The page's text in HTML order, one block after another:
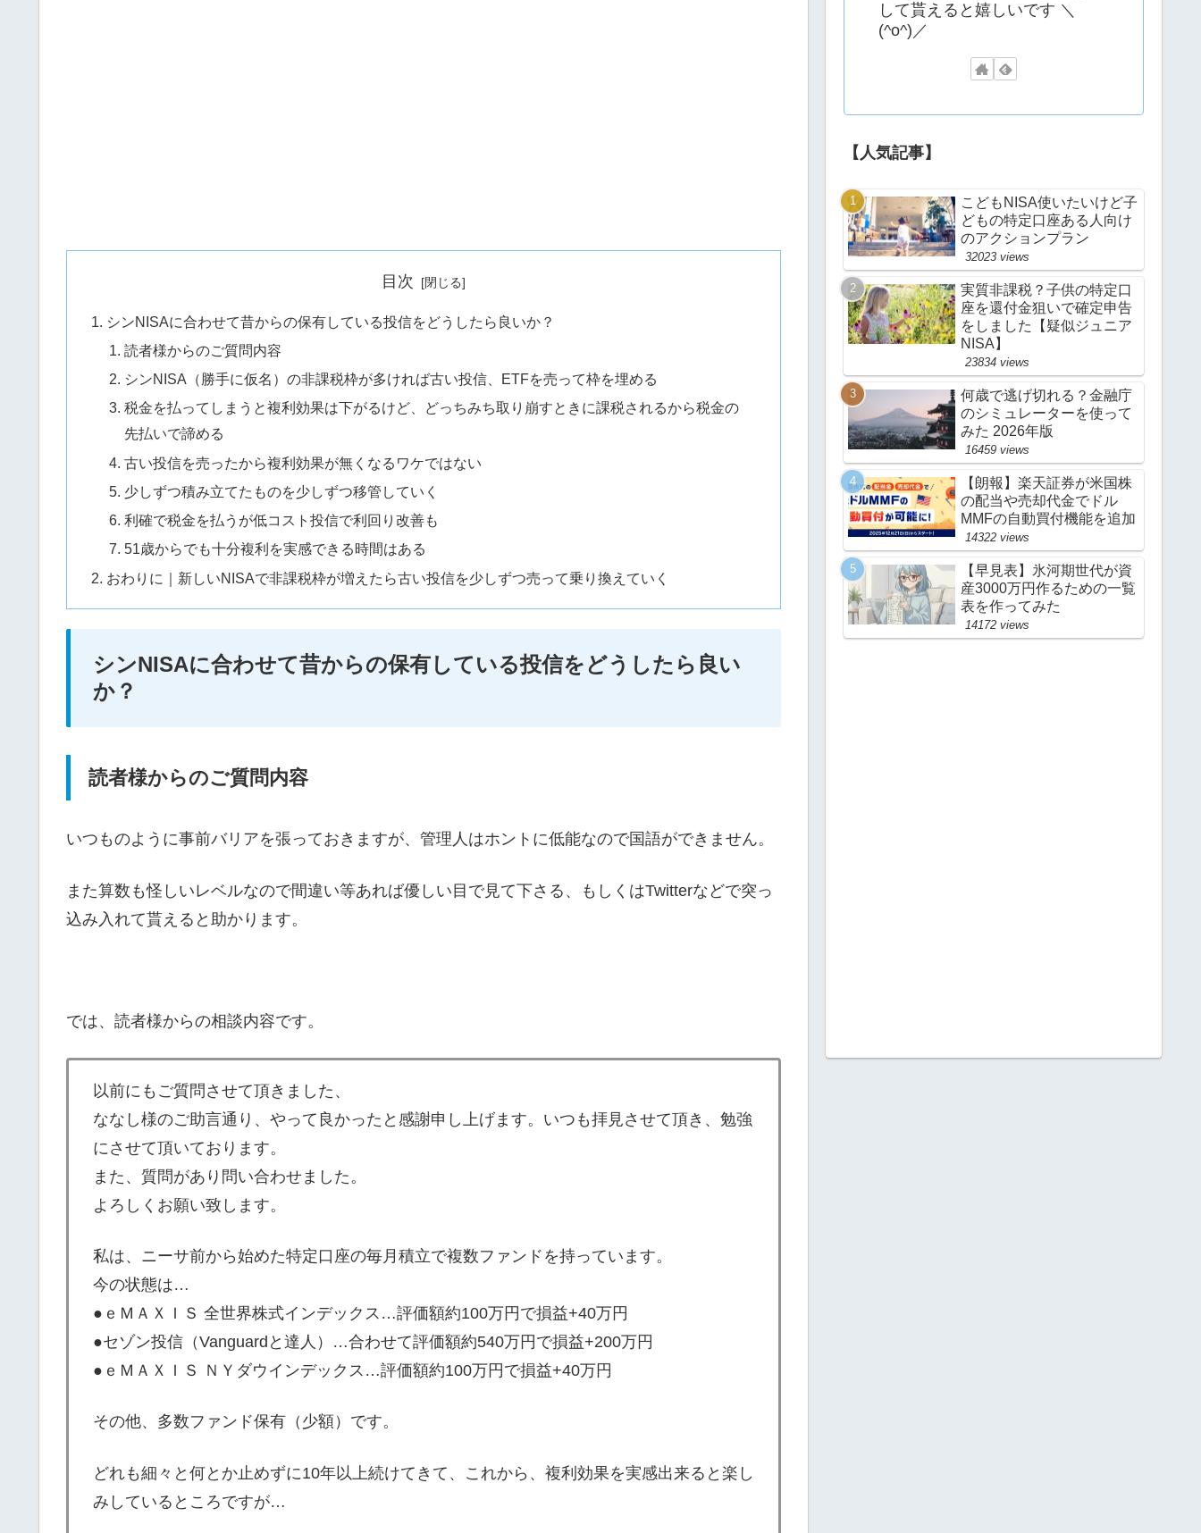
目次
シンNISAに合わせて昔からの保有している投信をどうしたら良いか？
読者様からのご質問内容
シンNISA（勝手に仮名）の非課税枠が多ければ古い投信、ETFを売って枠を埋める
税金を払ってしまうと複利効果は下がるけど、どっちみち取り崩すときに課税されるから税金の
先払いで諦める
古い投信を売ったから複利効果が無くなるワケではない
少しずつ積み立てたものを少しずつ移管していく
利確で税金を払うが低コスト投信で利回り改善も
51歳からでも十分複利を実感できる時間はある
おわりに｜新しいNISAで非課税枠が増えたら古い投信を少しずつ売って乗り換えていく
シンNISAに合わせて昔からの保有している投信をどうしたら良い
か？
読者様からのご質問内容
いつものように事前バリアを張っておきますが、管理人はホントに低能なので国語ができません。
また算数も怪しいレベルなので間違い等あれば優しい目で見て下さる、もしくはTwitterなどで突っ
込み入れて貰えると助かります。
では、読者様からの相談内容です。
以前にもご質問させて頂きました、
ななし様のご助言通り、やって良かったと感謝申し上げます。いつも拝見させて頂き、勉強
にさせて頂いております。
また、質問があり問い合わせました。
よろしくお願い致します。
私は、ニーサ前から始めた特定口座の毎月積立で複数ファンドを持っています。
今の状態は…
●ｅＭＡＸＩＳ 全世界株式インデックス…評価額約100万円で損益+40万円
●セゾン投信（Vanguardと達人）…合わせて評価額約540万円で損益+200万円
●ｅＭＡＸＩＳ ＮＹダウインデックス…評価額約100万円で損益+40万円
その他、多数ファンド保有（少額）です。
どれも細々と何とか止めずに10年以上続けてきて、これから、複利効果を実感出来ると楽し
みしているところですが…
して貰えると嬉しいです ＼
(^o^)／
【人気記事】
こどもNISA使いたいけど子
どもの特定口座ある人向け
のアクションプラン
32023 views
実質非課税？子供の特定口
座を還付金狙いで確定申告
をしました【疑似ジュニア
NISA】
23834 views
何歳で逃げ切れる？金融庁
のシミュレーターを使って
みた 2026年版
16459 views
【朗報】楽天証券が米国株
の配当や売却代金でドル
MMFの自動買付機能を追加
14322 views
【早見表】氷河期世代が資
産3000万円作るための一覧
表を作ってみた
14172 views